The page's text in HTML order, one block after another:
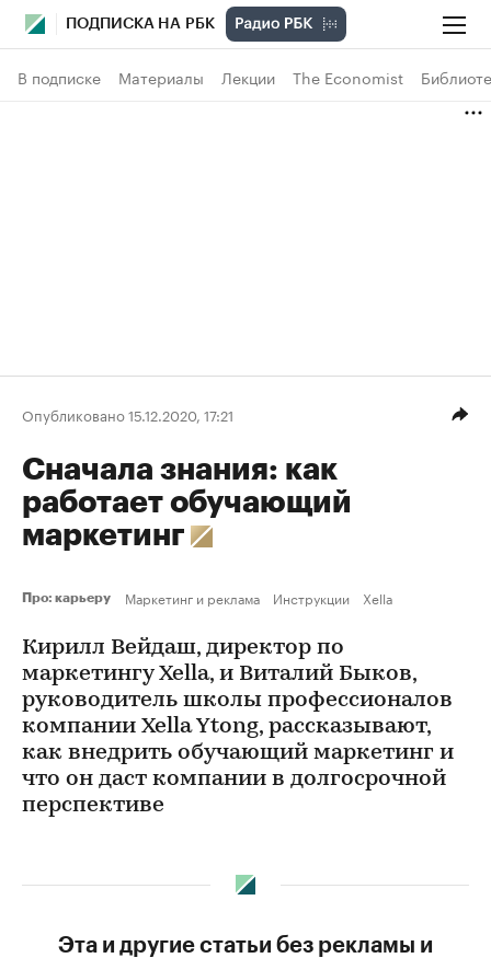
ПОДПИСКА НА РБК
В подписке Материалы Лекции The Economist
Опубликовано 15.12.2020, 17:21
Сначала знания: как
работает обучающий
маркетинг
Про: карьеру Маркетинг и реклама Инструкции Xella
Кирилл Вейдаш, директор по
маркетингу Xella, и Виталий Быков,
руководитель школы профессионалов
компании Xella Ytong, рассказывают,
как внедрить обучающий маркетинг и
что он даст компании в долгосрочной
перспективе
Эта и другие статьи без рекламы и